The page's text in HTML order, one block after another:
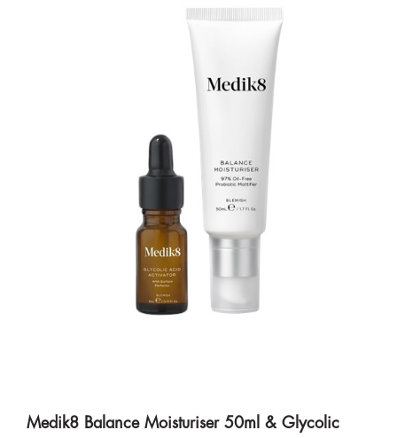
Medik8 Balance Moisturiser 50ml & Glycolic